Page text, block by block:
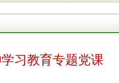
习教育专题党课